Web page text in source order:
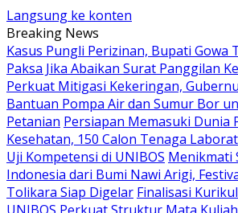
Langsung ke konten
Breaking News
Kasus Pungli Perizinan, Bupati Gowa
Paksa Jika Abaikan Surat Panggilan
Perkuat Mitigasi Kekeringan,
Bantuan Pompa Air dan Sumur Bor
Petanian Persiapan Memasuki Dunia
Kesehatan, 150 Calon Tenaga
Uji Kompetensi di UNIBOS Menikmati
Indonesia dari Bumi Nawi Arigi,
Tolikara Siap Digelar Finalisasi